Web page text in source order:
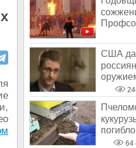
2014
США
64